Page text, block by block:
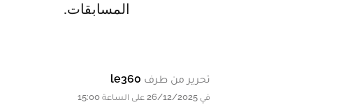
المسابقات.
تحرير من طرف le360
في 26/12/2025 على الساعة 15:00